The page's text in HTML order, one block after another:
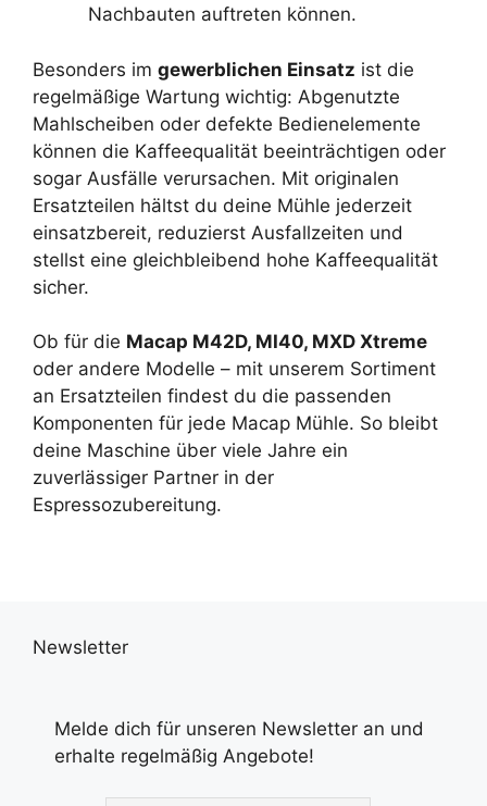
Nachbauten auftreten können.
Besonders im gewerblichen Einsatz ist die
regelmäßige Wartung wichtig: Abgenutzte
Mahlscheiben oder defekte Bedienelemente
können die Kaffeequalität beeinträchtigen oder
sogar Ausfälle verursachen. Mit originalen
Ersatzteilen hältst du deine Mühle jederzeit
einsatzbereit, reduzierst Ausfallzeiten und
stellst eine gleichbleibend hohe Kaffeequalität
sicher.
Ob für die Macap M42D, MI40, MXD Xtreme
oder andere Modelle – mit unserem Sortiment
an Ersatzteilen findest du die passenden
Komponenten für jede Macap Mühle. So bleibt
deine Maschine über viele Jahre ein
zuverlässiger Partner in der
Espressozubereitung.
Newsletter
Melde dich für unseren Newsletter an und
erhalte regelmäßig Angebote!